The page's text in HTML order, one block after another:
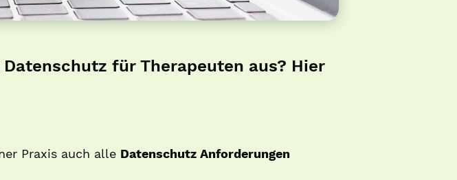
für Therapeuten aus? Hier
Praxis auch alle Datenschutz Anforderungen